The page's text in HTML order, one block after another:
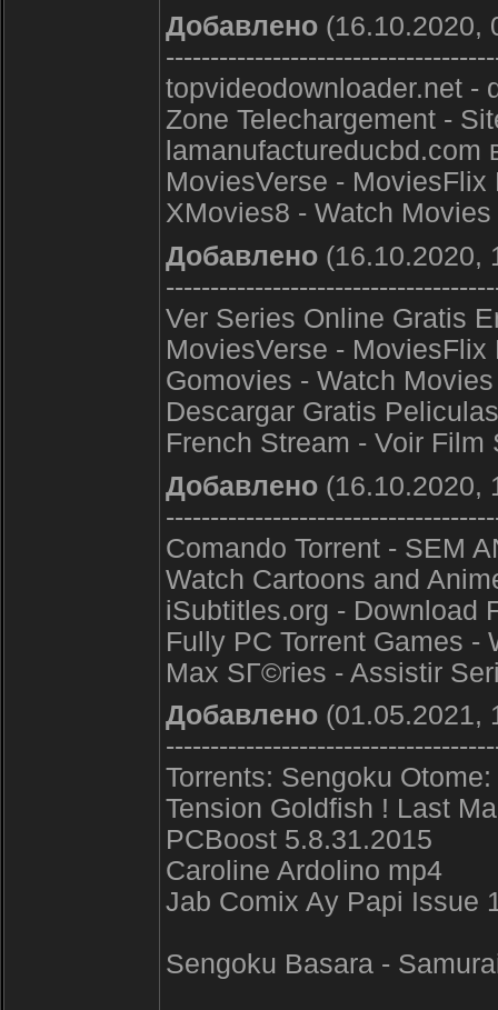
Добавлено (16.10.2020,
topvideodownloader.net -
Zone Telechargement -
MoviesVerse -
XMovies8 - Watch
Добавлено (16.10.2020,
Ver Series Online Gratis
MoviesVerse -
Gomovies - Watch
Descargar Gratis
French Stream - Voir
Добавлено (16.10.2020,
Comando Torrent - SEM
Watch Cartoons and
iSubtitles.org - Download
Fully PC Torrent Games -
Max SГ©ries - Assistir
Добавлено (01.05.2021,
Torrents: Sengoku
Tension Goldfish ! Last
PCBoost 5.8.31.2015
Caroline Ardolino mp4
Jab Comix Ay Papi Issue
Sengoku Basara -